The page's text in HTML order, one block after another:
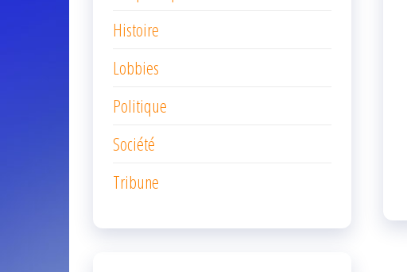
Histoire
Lobbies
Politique
Société
Tribune